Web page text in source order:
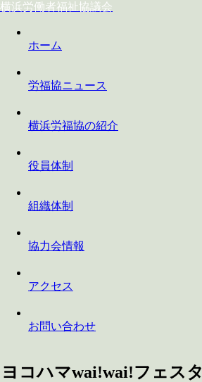
横浜労働者福祉協議会
ホーム
労福協ニュース
横浜労福協の紹介
役員体制
組織体制
協力会情報
アクセス
お問い合わせ
ヨコハマwai!wai!フェスタ